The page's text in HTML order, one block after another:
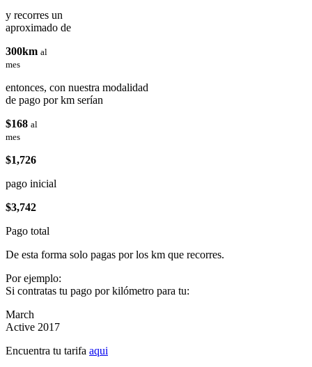
y recorres un
aproximado de
300km al
mes
entonces, con nuestra modalidad
de pago por km serían
$168 al
mes
$1,726
pago inicial
$3,742
Pago total
De esta forma solo pagas por los km que recorres.
Por ejemplo:
Si contratas tu pago por kilómetro para tu:
March
Active 2017
Encuentra tu tarifa aqui